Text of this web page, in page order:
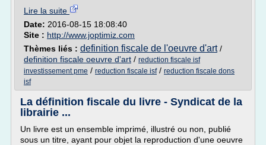
Lire la suite
Date: 2016-08-15 18:08:40
Site : http://www.joptimiz.com
Thèmes liés : definition fiscale de l'oeuvre d'art/
definition fiscale oeuvre d'art / reduction fiscale isf
investissement pme / reduction fiscale isf/ reduction fiscale dons
isf
La définition fiscale du livre - Syndicat de la
librairie ...
Un livre est un ensemble imprimé, illustré ou non, publié
sous un titre, ayant pour objet la reproduction d'une oeuvre